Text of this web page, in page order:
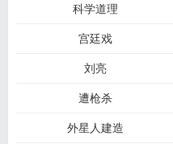
科学道理
宫廷戏
刘亮
遭枪杀
外星人建造